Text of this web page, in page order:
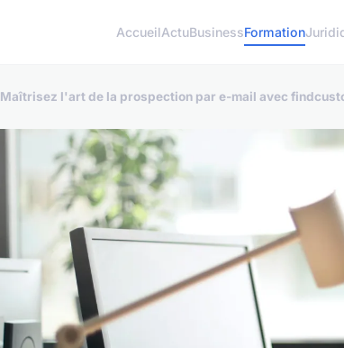
AccueilActuBusinessFormation
Maîtrisez l'art de la prospection par e-mail avec